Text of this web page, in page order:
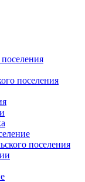
поселения
поселения